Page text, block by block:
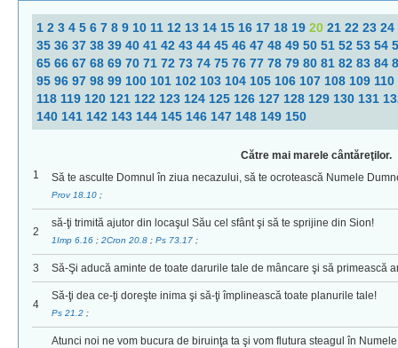
1 2 3 4 5 6 7 8 9 10 11 12 13 14 15 16 17 18 19 20 21 22 23 24
35 36 37 38 39 40 41 42 43 44 45 46 47 48 49 50 51 52 53 54
65 66 67 68 69 70 71 72 73 74 75 76 77 78 79 80 81 82 83 84
95 96 97 98 99 100 101 102 103 104 105 106 107 108 109 110
118 119 120 121 122 123 124 125 126 127 128 129 130 131
140 141 142 143 144 145 146 147 148 149 150
1
Către mai marele cântăreţilor.
Să te asculte Domnul în ziua necazului, să te ocrotească Numele
Prov 18.10 ;
2
să-ţi trimită ajutor din locaşul Său cel sfânt şi să te sprijine din Sion!
1Imp 6.16 ; 2Cron 20.8 ; Ps 73.17 ;
3 Să-Şi aducă aminte de toate darurile tale de mâncare şi să primească
4
Să-ţi dea ce-ţi doreşte inima şi să-ţi împlinească toate planurile tale!
Ps 21.2 ;
Atunci noi ne vom bucura de biruinţa ta şi vom flutura steagul în